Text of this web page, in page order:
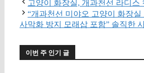
고양이 화장실, 개과천선 라디스
“개과천선 미야오 고양이 화장실
사막화 방지 모래삽 포함” 솔직한
이번 주 인기 글